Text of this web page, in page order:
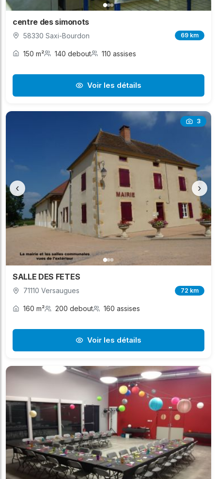
centre des simonots
58330 Saxi-Bourdon 69 km
150 m² 140 debout 110 assises
Voir les détails
3
‹ ›
SALLE DES FETES
71110 Versaugues 72 km
160 m² 200 debout 160 assises
Voir les détails